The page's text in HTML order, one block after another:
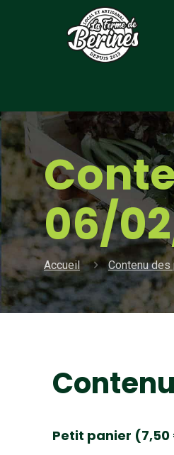
06/
Accueil Contenu des
Petit panier